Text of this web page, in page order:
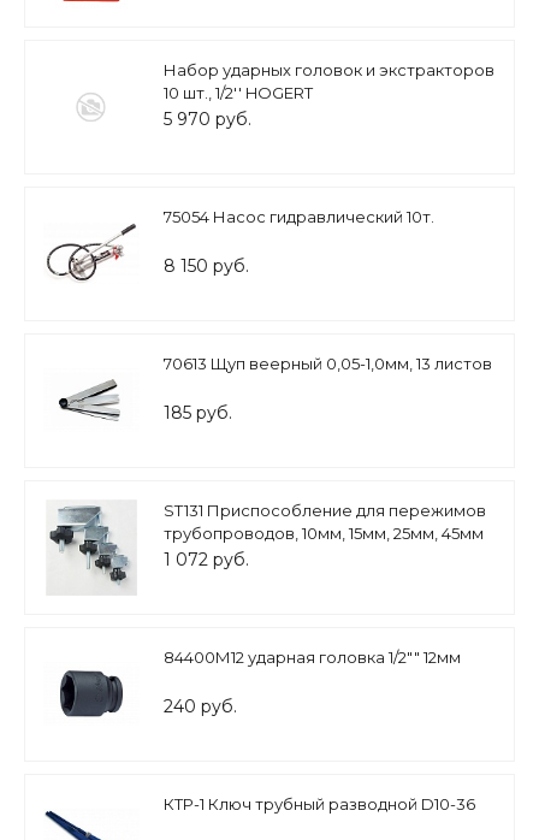
Набор ударных головок и экстракторов
10 шт., 1/2'' HOGERT
5 970 руб.
75054 Насос гидравлический 10т.
8 150 руб.
70613 Щуп веерный 0,05-1,0мм, 13 листов
185 руб.
ST131 Приспособление для пережимов
трубопроводов, 10мм, 15мм, 25мм, 45мм
1 072 руб.
84400М12 ударная головка 1/2"" 12мм
240 руб.
КТР-1 Ключ трубный разводной D10-36